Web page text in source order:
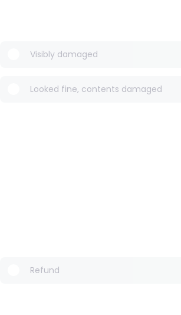
Visibly damaged
Looked fine, contents damaged
Refund